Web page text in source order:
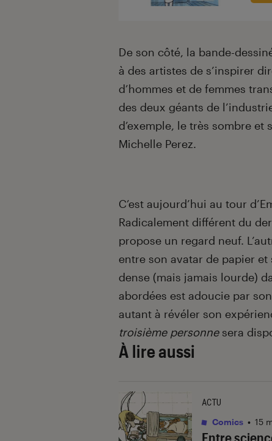
De son côté, la bande-
à des artistes de s’inspirer
d’hommes et de femmes
des deux géants de
d’exemple, le très sombre et
Michelle Perez.
C’est aujourd’hui au tour
Radicalement différent du
propose un regard neuf.
entre son avatar de papier
dense (mais jamais lourde)
abordées est adoucie par
autant à révéler son
troisième personnesera
À lire aussi
Entre
ACTU
Comics • 15